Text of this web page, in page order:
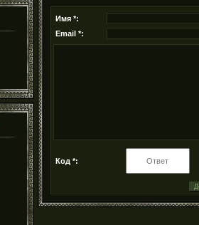
Имя *:
Email *:
Код *: